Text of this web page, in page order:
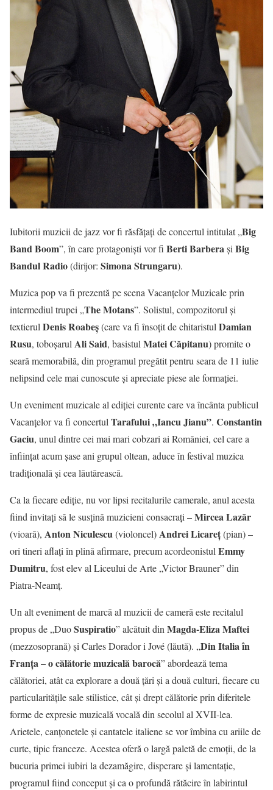
Iubitorii muzicii de jazz vor fi răsfățați de concertul intitulat „Big
Band Boom”, în care protagoniști vor fi Berti Barberași Big
Bandul Radio(dirijor: Simona Strungaru).
Muzica pop va fi prezentă pe scena Vacanțelor Muzicale prin
intermediul trupei „The Motans”. Solistul, compozitorul și
textierul Denis Roabeș(care va fi însoțit de chitaristul Damian
Rusu, toboșarul Ali Said, basistul Matei Căpitanu) promite o
seară memorabilă, din programul pregătit pentru seara de 11 iulie
nelipsind cele mai cunoscute și apreciate piese ale formației.
Un eveniment muzicale al ediției curente care va încânta publicul
Vacanțelor va fi concertul Tarafului „Iancu Jianu”. Constantin
Gaciu, unul dintre cei mai mari cobzari ai României, cel care a
înființat acum șase ani grupul oltean, aduce în festival muzica
tradițională și cea lăutărească.
Ca la fiecare ediție, nu vor lipsi recitalurile camerale, anul acesta
fiind invitați să le susțină muzicieni consacrați –Mircea Lazăr
(vioară), Anton Niculescu(violoncel)Andrei Licareţ(pian) –
ori tineri aflați în plină afirmare, precum acordeonistul Emmy
Dumitru, fost elev al Liceului de Arte „Victor Brauner” din
Piatra-Neamț.
Un alt eveniment de marcă al muzicii de cameră este recitalul
propus de „DuoSuspiratio” alcătuit din Magda-Eliza Maftei
(mezzosoprană) și Carles Dorador i Jové (lăută). „Din Italia în
Franţa – o călătorie muzicală barocă” abordează tema
călătoriei, atât ca explorare a două țări și a două culturi, fiecare cu
particularitățile sale stilistice, cât și drept călătorie prin diferitele
forme de expresie muzicală vocală din secolul al XVII-lea.
Arietele, canțonetele și cantatele italiene se vor îmbina cu ariile de
curte, tipic franceze. Acestea oferă o largă paletă de emoții, de la
bucuria primei iubiri la dezamăgire, disperare și lamentație,
programul fiind conceput și ca o profundă rătăcire în labirintul